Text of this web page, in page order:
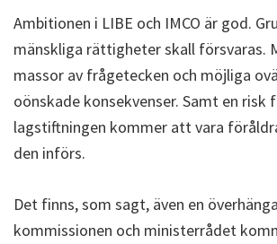
Ambitionen i LIBE och IMCO är god.
mänskliga rättigheter skall försvaras.
massor av frågetecken och möjliga
oönskade konsekvenser. Samt en risk
lagstiftningen kommer att vara
den införs.
Det finns, som sagt, även en
kommissionen och ministerrådet